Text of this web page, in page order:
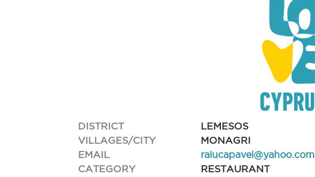
DISTRICT
LEMESOS
VILLAGES/CITY
MONAGRI
EMAIL
ralucapavel@yahoo.com
CATEGORY
RESTAURANT